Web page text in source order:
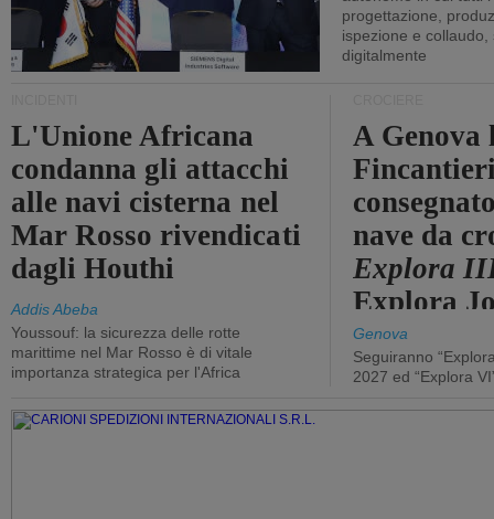
progettazione,
ispezione e collaudo,
digitalmente
L'Unione Africana
condanna gli attacchi
alle navi cisterna nel
Mar Rosso rivendicati
dagli Houthi
Addis Abeba
Youssouf: la sicurezza delle rotte
marittime nel Mar Rosso è di vitale
importanza strategica per l'Africa
A Genova
nave da
Explora
Explora
Genova
Seguiranno
2027 ed “Explora